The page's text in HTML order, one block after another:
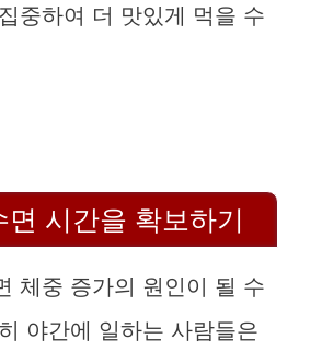
중하여 더 맛있게 먹을 수
면 시간을 확보하기
체중 증가의 원인이 될 수
야간에 일하는 사람들은